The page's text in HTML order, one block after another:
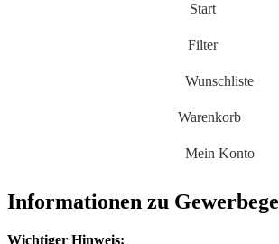
Start
Filter
Wunschliste
Warenkorb
Mein Konto
Informationen zu
Wichtiger Hinweis: